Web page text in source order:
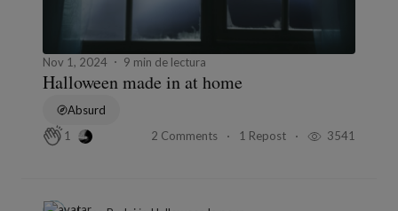
Nov 1, 2024 9 min de lectura
Halloween made in at home
Absurd
1
2 Comments 1 Repost 3541